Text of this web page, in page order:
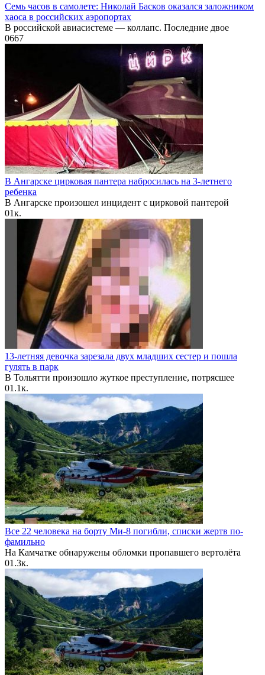
Семь часов в самолете: Николай Басков оказался заложником
хаоса в российских аэропортах
В российской авиасистеме — коллапс. Последние двое
0667
В Ангарске цирковая пантера набросилась на 3-летнего
ребенка
В Ангарске произошел инцидент с цирковой пантерой
01к.
13-летняя девочка зарезала двух младших сестер и пошла
гулять в парк
В Тольятти произошло жуткое преступление, потрясшее
01.1к.
Все 22 человека на борту Ми-8 погибли, списки жертв по-
фамильно
На Камчатке обнаружены обломки пропавшего вертолёта
01.3к.